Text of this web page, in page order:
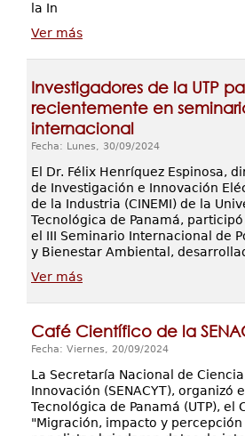
la In
Ver más
Investigadores de la UTP
recientemente en
internacional
Fecha: Lunes, 30/09/2024
El Dr. Félix Henríquez Espinosa,
de Investigación e Innovación
de la Industria (CINEMI) de la
Tecnológica de Panamá,
el III Seminario Internacional de
y Bienestar Ambiental,
Ver más
Café Científico de la
Fecha: Viernes, 20/09/2024
La Secretaría Nacional de
Innovación (SENACYT), organizó
Tecnológica de Panamá (UTP), el
"Migración, impacto y